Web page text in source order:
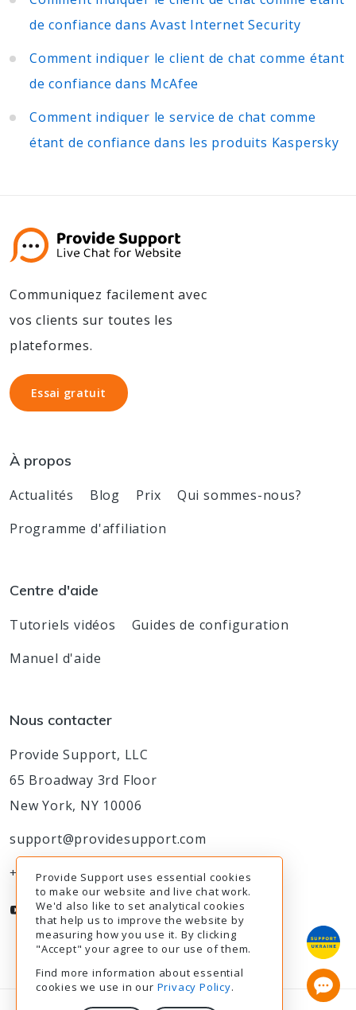
de confiance dans Avast Internet Security
Comment indiquer le client de chat comme étant
de confiance dans McAfee
Comment indiquer le service de chat comme
étant de confiance dans les produits Kaspersky
Communiquez facilement avec
vos clients sur toutes les
plateformes.
Essai gratuit
Essai gratuit
À propos
Actualités Blog Prix
Qui sommes-nous?
Programme d'affiliation
Centre d'aide
Tutoriels vidéos
Guides de configuration
Manuel d'aide
Nous contacter
Provide Support, LLC
65 Broadway 3rd Floor
New York, NY 10006
support@providesupport.com
+1-888-777-9930
Provide Support uses essential cookies
to make our website and live chat work.
We'd also like to set analytical cookies
that help us to improve the website by
measuring how you use it. By clicking
"Accept" your agree to our use of them.
Find more information about essential
cookies we use in our Privacy Policy.